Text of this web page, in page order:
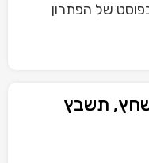
של הפתרון
תשבץ